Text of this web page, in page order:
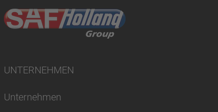
UNTERNEHMEN
Unternehmen